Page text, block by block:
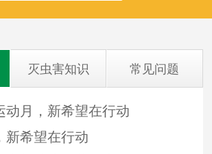
灭虫害知识 常见问题
动月，新希望在行动
新希望在行动